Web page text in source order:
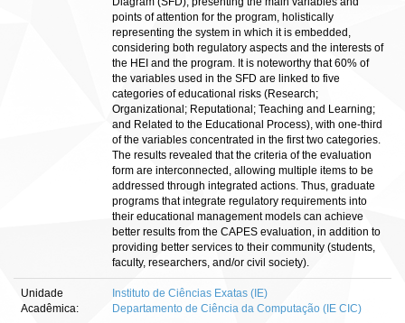
points of attention for the program, holistically
representing the system in which it is embedded,
considering both regulatory aspects and the interests of
the HEI and the program. It is noteworthy that 60% of
the variables used in the SFD are linked to five
categories of educational risks (Research;
Organizational; Reputational; Teaching and Learning;
and Related to the Educational Process), with one-third
of the variables concentrated in the first two categories.
The results revealed that the criteria of the evaluation
form are interconnected, allowing multiple items to be
addressed through integrated actions. Thus, graduate
programs that integrate regulatory requirements into
their educational management models can achieve
better results from the CAPES evaluation, in addition to
providing better services to their community (students,
faculty, researchers, and/or civil society).
Unidade
Acadêmica:
Instituto de Ciências Exatas (IE)
Departamento de Ciência da Computação (IE CIC)